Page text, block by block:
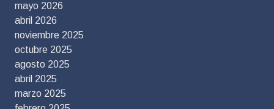
mayo 2026
abril 2026
noviembre 2025
octubre 2025
agosto 2025
abril 2025
marzo 2025